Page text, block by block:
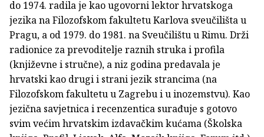
do 1974. radila je kao ugovorni lektor hrvatskoga
jezika na Filozofskom fakultetu Karlova sveučilišta u
Pragu, a od 1979. do 1981. na Sveučilištu u Rimu. Drži
radionice za prevoditelje raznih struka i profila
(književne i stručne), a niz godina predavala je
hrvatski kao drugi i strani jezik strancima (na
Filozofskom fakultetu u Zagrebu i u inozemstvu). Kao
jezična savjetnica i recenzentica surađuje s gotovo
svim većim hrvatskim izdavačkim kućama (Školska